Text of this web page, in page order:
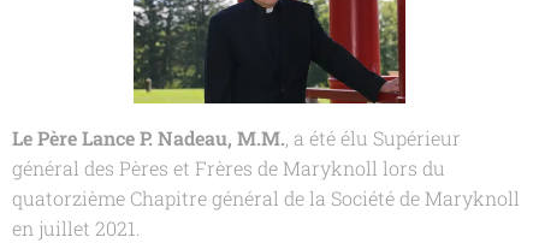
Le Père Lance P. Nadeau, M.M., a été élu Supérieur
général des Pères et Frères de Maryknoll lors du
quatorzième Chapitre général de la Société de Maryknoll
en juillet 2021.